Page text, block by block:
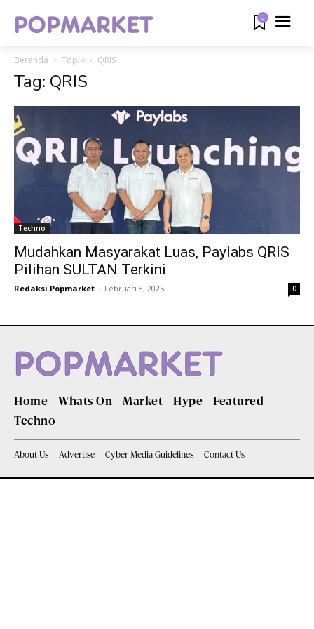
0
Beranda Topik QRIS
Tag: QRIS
Techno
Mudahkan Masyarakat Luas, Paylabs QRIS
Pilihan SULTAN Terkini
Redaksi Popmarket - Februari 8, 2025 0
Home Whats On Market Hype
Featured
Techno
About Us Advertise Cyber Media Guidelines Contact Us